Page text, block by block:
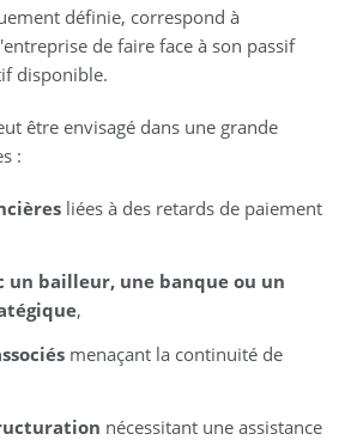
définie, correspond à
de faire face à son passif
disponible.
être envisagé dans une grande
:
liées à des retards de paiement
un bailleur, une banque ou un
,
menaçant la continuité de
nécessitant une assistance